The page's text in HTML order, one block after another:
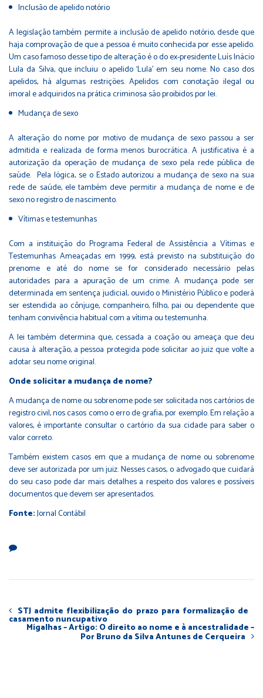
Inclusão de apelido notório
A legislação também permite a inclusão de apelido notório, desde que
haja comprovação de que a pessoa é muito conhecida por esse apelido.
Um caso famoso desse tipo de alteração é o do ex-presidente Luís Inácio
Lula da Silva, que incluiu o apelido ‘Lula’ em seu nome. No caso dos
apelidos, há algumas restrições. Apelidos com conotação ilegal ou
imoral e adquiridos na prática criminosa são proibidos por lei.
Mudança de sexo
A alteração do nome por motivo de mudança de sexo passou a ser
admitida e realizada de forma menos burocrática. A justificativa é a
autorização da operação de mudança de sexo pela rede pública de
saúde. Pela lógica, se o Estado autorizou a mudança de sexo na sua
rede de saúde, ele também deve permitir a mudança de nome e de
sexo no registro de nascimento.
Vítimas e testemunhas
Com a instituição do Programa Federal de Assistência a Vítimas e
Testemunhas Ameaçadas em 1999, está previsto na substituição do
prenome e até do nome se for considerado necessário pelas
autoridades para a apuração de um crime. A mudança pode ser
determinada em sentença judicial, ouvido o Ministério Público e poderá
ser estendida ao cônjuge, companheiro, filho, pai ou dependente que
tenham convivência habitual com a vítima ou testemunha.
A lei também determina que, cessada a coação ou ameaça que deu
causa à alteração, a pessoa protegida pode solicitar ao juiz que volte a
adotar seu nome original.
Onde solicitar a mudança de nome?
A mudança de nome ou sobrenome pode ser solicitada nos cartórios de
registro civil, nos casos como o erro de grafia, por exemplo. Em relação a
valores, é importante consultar o cartório da sua cidade para saber o
valor correto.
Também existem casos em que a mudança de nome ou sobrenome
deve ser autorizada por um juiz. Nesses casos, o advogado que cuidará
do seu caso pode dar mais detalhes a respeito dos valores e possíveis
documentos que devem ser apresentados.
Fonte:Jornal Contábil
STJ admite flexibilização do prazo para formalização de
casamento nuncupativo
Migalhas – Artigo: O direito ao nome e à ancestralidade –
Por Bruno da Silva Antunes de Cerqueira